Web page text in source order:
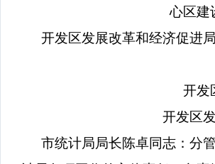
心区建
开发区发展改革和经济促进
开发
开发区
市统计局局长陈卓同志：分